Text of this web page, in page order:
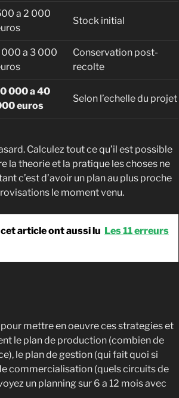
a 2 000
Stock initial
000 a 3 000
Conservation post-
recolte
000 a 40
euros
Selon l’echelle du projet
Calculez tout ce qu’il est possible
la theorie et la pratique les choses ne
c’est d’avoir un plan au plus proche
le moment venu.
article ont aussi lu Les 11 erreurs
mettre en oeuvre ces strategies et
le plan de production (combien de
le plan de gestion (qui fait quoi si
commercialisation (quels circuits de
un planning sur 6 a 12 mois avec